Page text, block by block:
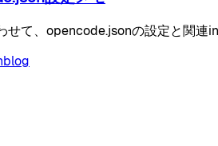
せて、opencode.jsonの設定と関連
blog